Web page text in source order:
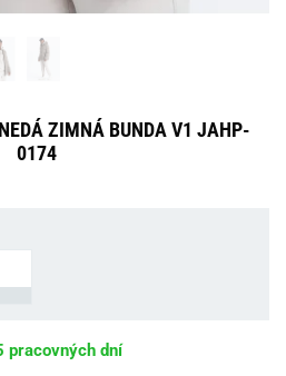
ZIMNÁ BUNDA V1 JAHP-
0174
pracovných dní